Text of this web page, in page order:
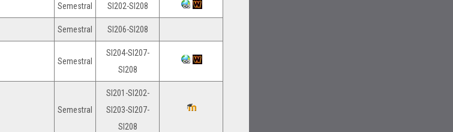
Semestral SI202-SI208
Semestral SI206-SI208
Semestral
SI204-SI207-
SI208
Semestral
SI201-SI202-
SI203-SI207-
SI208